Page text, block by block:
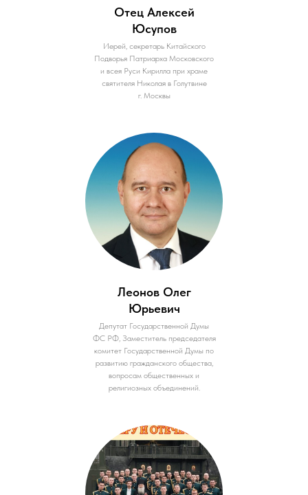
Отец Алексей
Юсупов
Иерей, секретарь Китайского
Подворья Патриарха Московского
и всея Руси Кирилла при храме
святителя Николая в Голутвине
г. Москвы
Леонов Олег
Юрьевич
Депутат Государственной Думы
ФС РФ, Заместитель председателя
комитет Государственной Думы по
развитию гражданского общества,
вопросам общественных и
религиозных объединений.